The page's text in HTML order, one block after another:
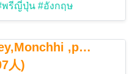
พรีญี่ปุ่น #อังกฤษ
,p…
人)